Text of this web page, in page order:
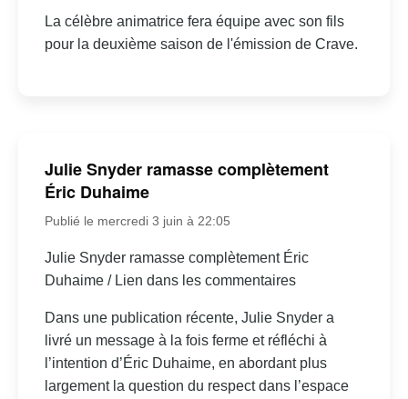
La célèbre animatrice fera équipe avec son fils
pour la deuxième saison de l'émission de Crave.
Julie Snyder ramasse complètement
Éric Duhaime
Publié le mercredi 3 juin à 22:05
Julie Snyder ramasse complètement Éric
Duhaime / Lien dans les commentaires
Dans une publication récente, Julie Snyder a
livré un message à la fois ferme et réfléchi à
l’intention d’Éric Duhaime, en abordant plus
largement la question du respect dans l’espace